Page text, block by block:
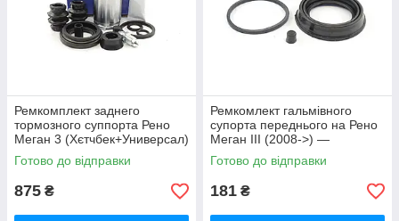
Ремкомплект заднего
тормозного суппорта Рено
Меган 3 (Хєтчбек+Универсал)
FRENKIT 234025
Готово до відправки
875 ₴
Ремкомлект гальмівного
супорта переднього на Рено
Меган III (2008->) —
AUTOFREN SEINSA
(Іспанія)D4935
Готово до відправки
181 ₴